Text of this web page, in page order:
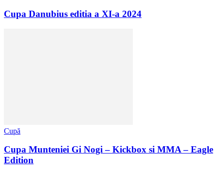
Cupa Danubius editia a XI-a 2024
Cupă
Cupa Munteniei Gi Nogi – Kickbox si MMA – Eagle
Edition